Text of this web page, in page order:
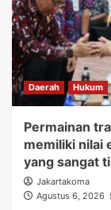
Daerah Hukum
Permainan
memiliki nilai
yang sangat
Jakartakoma
Agustus 6, 2026